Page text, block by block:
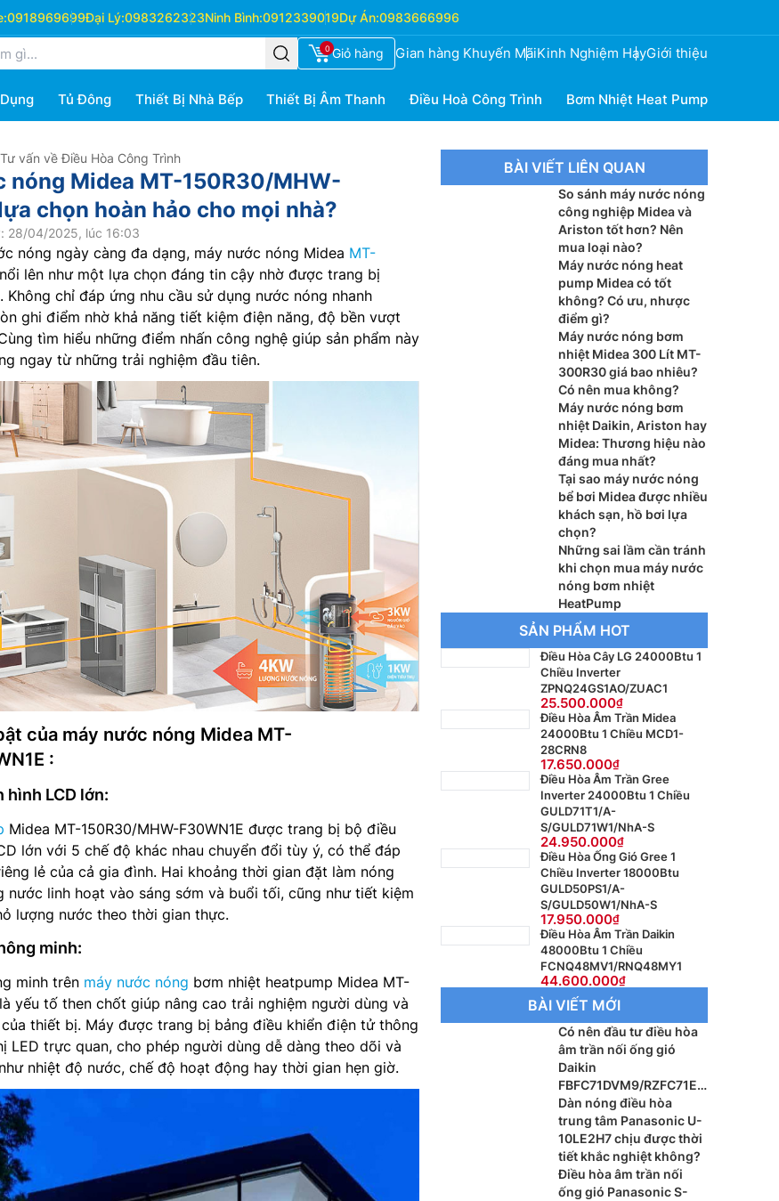
0918969699Đại Lý:0983262323Ninh Bình:0912339019Dự Án:0983666996
0 Giỏ hàng Gian hàng Khuyến MãiKinh Nghiệm HayGiới thiệu
Tủ Đông Thiết Bị Nhà Bếp Thiết Bị Âm Thanh Điều Hoà Công Trình Bơm Nhiệt Heat Pump
Tư vấn về Điều Hòa Công Trình
nóng Midea MT-150R30/MHW-
chọn hoàn hảo cho mọi nhà?
28/04/2025, lúc 16:03
nóng ngày càng đa dạng, máy nước nóng Midea MT-
nổi lên như một lựa chọn đáng tin cậy nhờ được trang bị
Không chỉ đáp ứng nhu cầu sử dụng nước nóng nhanh
ghi điểm nhờ khả năng tiết kiệm điện năng, độ bền vượt
tìm hiểu những điểm nhấn công nghệ giúp sản phẩm này
ngay từ những trải nghiệm đầu tiên.
của máy nước nóng Midea MT-
:
hình LCD lớn:
Midea MT-150R30/MHW-F30WN1E được trang bị bộ điều
lớn với 5 chế độ khác nhau chuyển đổi tùy ý, có thể đáp
lẻ của cả gia đình. Hai khoảng thời gian đặt làm nóng
nước linh hoạt vào sáng sớm và buổi tối, cũng như tiết kiệm
lượng nước theo thời gian thực.
minh:
minh trên máy nước nóng bơm nhiệt heatpump Midea MT-
yếu tố then chốt giúp nâng cao trải nghiệm người dùng và
thiết bị. Máy được trang bị bảng điều khiển điện tử thông
LED trực quan, cho phép người dùng dễ dàng theo dõi và
nhiệt độ nước, chế độ hoạt động hay thời gian hẹn giờ.
BÀI VIẾT LIÊN QUAN
So sánh máy nước nóng
công nghiệp Midea và
Ariston tốt hơn? Nên
mua loại nào?
Máy nước nóng heat
pump Midea có tốt
không? Có ưu, nhược
điểm gì?
Máy nước nóng bơm
nhiệt Midea 300 Lít MT-
300R30 giá bao nhiêu?
Có nên mua không?
Máy nước nóng bơm
nhiệt Daikin, Ariston hay
Midea: Thương hiệu nào
đáng mua nhất?
Tại sao máy nước nóng
bể bơi Midea được nhiều
khách sạn, hồ bơi lựa
chọn?
Những sai lầm cần tránh
khi chọn mua máy nước
nóng bơm nhiệt
HeatPump
SẢN PHẨM HOT
Điều Hòa Cây LG 24000Btu 1
Chiều Inverter
ZPNQ24GS1AO/ZUAC1
25.500.000
Điều Hòa Âm Trần Midea
24000Btu 1 Chiều MCD1-
28CRN8
17.650.000
Điều Hòa Âm Trần Gree
Inverter 24000Btu 1 Chiều
GULD71T1/A-
S/GULD71W1/NhA-S
24.950.000
Điều Hòa Ống Gió Gree 1
Chiều Inverter 18000Btu
GULD50PS1/A-
S/GULD50W1/NhA-S
17.950.000
Điều Hòa Âm Trần Daikin
48000Btu 1 Chiều
FCNQ48MV1/RNQ48MY1
44.600.000
BÀI VIẾT MỚI
Có nên đầu tư điều hòa
âm trần nối ống gió
Daikin
FBFC71DVM9/RZFC71EV
M cho xu hướng nội thất
cao cấp?
Dàn nóng điều hòa
trung tâm Panasonic U-
10LE2H7 chịu được thời
tiết khắc nghiệt không?
Điều hòa âm trần nối
ống gió Panasonic S-